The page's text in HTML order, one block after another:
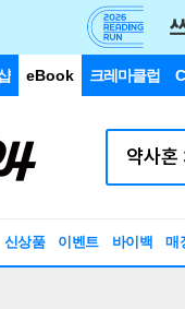
eBook 크레마클럽
신상품 이벤트 바이백 매